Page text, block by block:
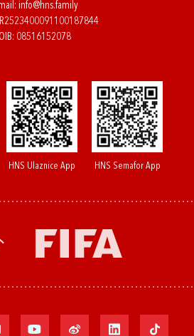
info@hns.family
OIB: 08516152078
HNS Ulaznice App HNS Semafor App